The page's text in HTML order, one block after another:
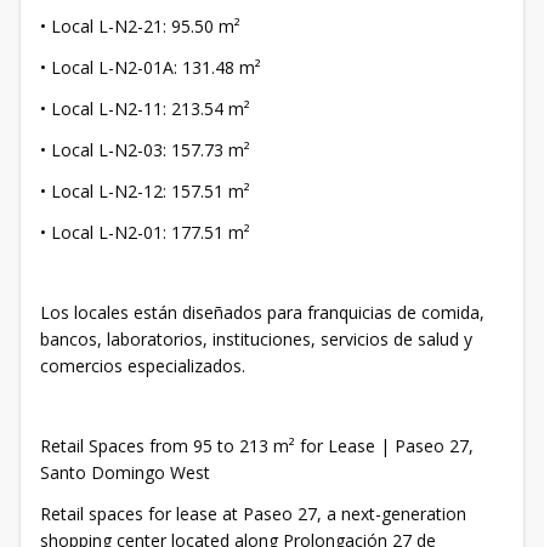
• Local L-N2-21: 95.50 m²
• Local L-N2-01A: 131.48 m²
• Local L-N2-11: 213.54 m²
• Local L-N2-03: 157.73 m²
• Local L-N2-12: 157.51 m²
• Local L-N2-01: 177.51 m²
Los locales están diseñados para franquicias de comida,
bancos, laboratorios, instituciones, servicios de salud y
comercios especializados.
Retail Spaces from 95 to 213 m² for Lease | Paseo 27,
Santo Domingo West
Retail spaces for lease at Paseo 27, a next-generation
shopping center located along Prolongación 27 de